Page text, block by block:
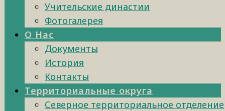
Учительские династии
Фотогалерея
О Нас
Документы
История
Контакты
Территориальные округа
Северное территориальное отделение